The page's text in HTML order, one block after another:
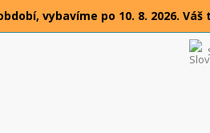
vybavíme po 10. 8. 2026. Váš